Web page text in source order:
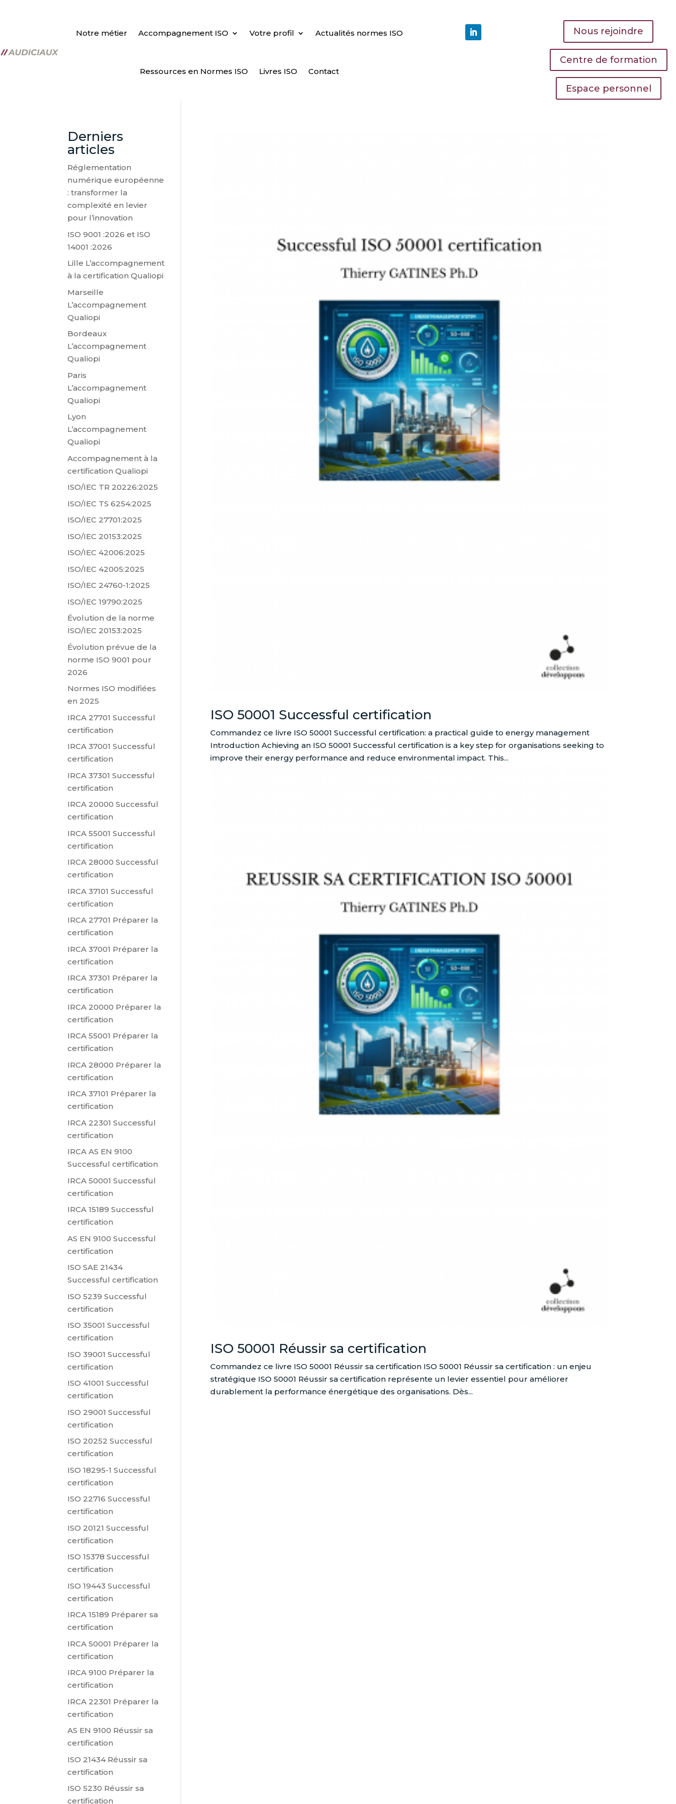
Notre métier Accompagnement ISO Votre profil Actualités normes ISO
Ressources en Normes ISO Livres ISO Contact
Nous rejoindre
Centre de formation
Espace personnel
ISO 50001 Successful certification
Commandez ce livre ISO 50001 Successful certification: a practical guide to energy management
Introduction Achieving an ISO 50001 Successful certification is a key step for organisations seeking to
improve their energy performance and reduce environmental impact. This...
ISO 50001 Réussir sa certification
Commandez ce livre ISO 50001 Réussir sa certification ISO 50001 Réussir sa certification : un enjeu
stratégique ISO 50001 Réussir sa certification représente un levier essentiel pour améliorer
durablement la performance énergétique des organisations. Dès...
Derniers
articles
Réglementation
numérique européenne
: transformer la
complexité en levier
pour l’innovation
ISO 9001 :2026 et ISO
14001 :2026
Lille L’accompagnement
à la certification Qualiopi
Marseille
L’accompagnement
Qualiopi
Bordeaux
L’accompagnement
Qualiopi
Paris
L’accompagnement
Qualiopi
Lyon
L’accompagnement
Qualiopi
Accompagnement à la
certification Qualiopi
ISO/IEC TR 20226:2025
ISO/IEC TS 6254:2025
ISO/IEC 27701:2025
ISO/IEC 20153:2025
ISO/IEC 42006:2025
ISO/IEC 42005:2025
ISO/IEC 24760-1:2025
ISO/IEC 19790:2025
Évolution de la norme
ISO/IEC 20153:2025
Évolution prévue de la
norme ISO 9001 pour
2026
Normes ISO modifiées
en 2025
IRCA 27701 Successful
certification
IRCA 37001 Successful
certification
IRCA 37301 Successful
certification
IRCA 20000 Successful
certification
IRCA 55001 Successful
certification
IRCA 28000 Successful
certification
IRCA 37101 Successful
certification
IRCA 27701 Préparer la
certification
IRCA 37001 Préparer la
certification
IRCA 37301 Préparer la
certification
IRCA 20000 Préparer la
certification
IRCA 55001 Préparer la
certification
IRCA 28000 Préparer la
certification
IRCA 37101 Préparer la
certification
IRCA 22301 Successful
certification
IRCA AS EN 9100
Successful certification
IRCA 50001 Successful
certification
IRCA 15189 Successful
certification
AS EN 9100 Successful
certification
ISO SAE 21434
Successful certification
ISO 5239 Successful
certification
ISO 35001 Successful
certification
ISO 39001 Successful
certification
ISO 41001 Successful
certification
ISO 29001 Successful
certification
ISO 20252 Successful
certification
ISO 18295-1 Successful
certification
ISO 22716 Successful
certification
ISO 20121 Successful
certification
ISO 15378 Successful
certification
ISO 19443 Successful
certification
IRCA 15189 Préparer sa
certification
IRCA 50001 Préparer la
certification
IRCA 9100 Préparer la
certification
IRCA 22301 Préparer la
certification
AS EN 9100 Réussir sa
certification
ISO 21434 Réussir sa
certification
ISO 5230 Réussir sa
certification